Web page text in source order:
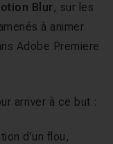
Blur , sur les
à animer
Adobe Premiere
arriver à ce but :
d’un flou,